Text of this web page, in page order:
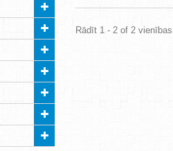
Rādīt 1 - 2 of 2 vienības